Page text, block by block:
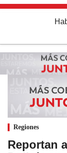
Regiones
Reportan